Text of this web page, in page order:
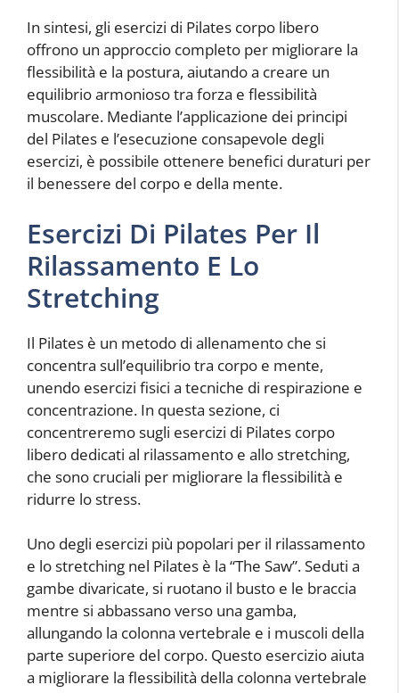
In sintesi, gli esercizi di Pilates corpo libero
offrono un approccio completo per migliorare la
flessibilità e la postura, aiutando a creare un
equilibrio armonioso tra forza e flessibilità
muscolare. Mediante l’applicazione dei principi
del Pilates e l’esecuzione consapevole degli
esercizi, è possibile ottenere benefici duraturi per
il benessere del corpo e della mente.
Esercizi Di Pilates Per Il
Rilassamento E Lo
Stretching
Il Pilates è un metodo di allenamento che si
concentra sull’equilibrio tra corpo e mente,
unendo esercizi fisici a tecniche di respirazione e
concentrazione. In questa sezione, ci
concentreremo sugli esercizi di Pilates corpo
libero dedicati al rilassamento e allo stretching,
che sono cruciali per migliorare la flessibilità e
ridurre lo stress.
Uno degli esercizi più popolari per il rilassamento
e lo stretching nel Pilates è la “The Saw”. Seduti a
gambe divaricate, si ruotano il busto e le braccia
mentre si abbassano verso una gamba,
allungando la colonna vertebrale e i muscoli della
parte superiore del corpo. Questo esercizio aiuta
a migliorare la flessibilità della colonna vertebrale